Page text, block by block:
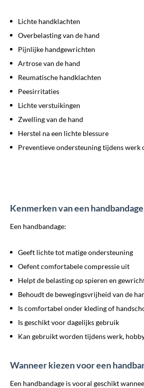
Lichte handklachten
Overbelasting van de hand
Pijnlijke handgewrichten
Artrose van de hand
Reumatische handklachten
Peesirritaties
Lichte verstuikingen
Zwelling van de hand
Herstel na een lichte blessure
Preventieve ondersteuning tijdens werk
Kenmerken van een handbandage
Een handbandage:
Geeft lichte tot matige ondersteuning
Oefent comfortabele compressie uit
Helpt de belasting op spieren en
Behoudt de bewegingsvrijheid van de
Is comfortabel onder kleding of
Is geschikt voor dagelijks gebruik
Kan gebruikt worden tijdens werk,
Wanneer kiezen voor een
Een handbandage is vooral geschikt